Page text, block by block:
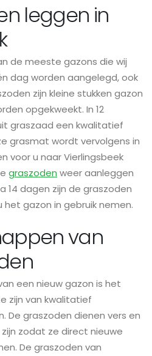
leggen in
de meeste gazons die wij
dag worden aangelegd, ook
zijn kleine stukken gazon
opgekweekt. In 12
graszaad een kwalitatief
grasmat wordt vervolgens in
voor u naar Vierlingsbeek
graszoden weer aanleggen
14 dagen zijn de graszoden
gazon in gebruik nemen.
van
een nieuw gazon is het
zijn van kwalitatief
De graszoden dienen vers en
zodat ze direct nieuwe
De graszoden van